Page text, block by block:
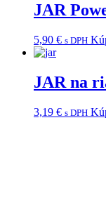
JAR
5,90 € s DPH
JAR na
3,19 € s DPH